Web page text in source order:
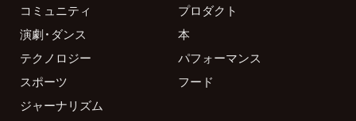
コミュニティ
プロダクト
演劇・ダンス
本
テクノロジー
パフォーマンス
スポーツ
フード
ジャーナリズム